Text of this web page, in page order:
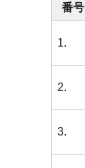
番号
1.
2.
3.